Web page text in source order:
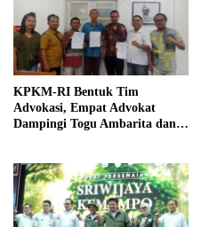
KPKM-RI Bentuk Tim
Advokasi, Empat Advokat
Dampingi Togu Ambarita dan